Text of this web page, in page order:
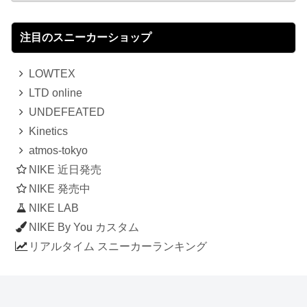
注目のスニーカーショップ
LOWTEX
LTD online
UNDEFEATED
Kinetics
atmos-tokyo
NIKE 近日発売
NIKE 発売中
NIKE LAB
NIKE By You カスタム
リアルタイム スニーカーランキング